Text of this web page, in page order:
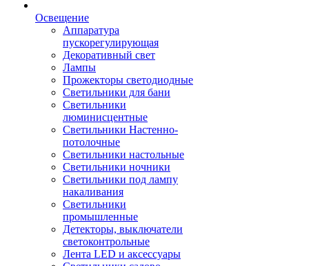
Освещение
Аппаратура
пускорегулирующая
Декоративный свет
Лампы
Прожекторы светодиодные
Светильники для бани
Светильники
люминисцентные
Светильники Настенно-
потолочные
Светильники настольные
Светильники ночники
Светильники под лампу
накаливания
Светильники
промышленные
Детекторы, выключатели
светоконтрольные
Лента LED и аксессуары